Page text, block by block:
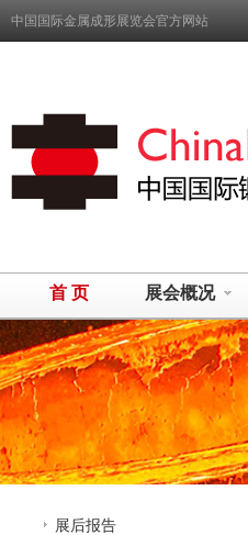
中国国际金属成形展览会官方网站
首 页 展会概况
展后报告